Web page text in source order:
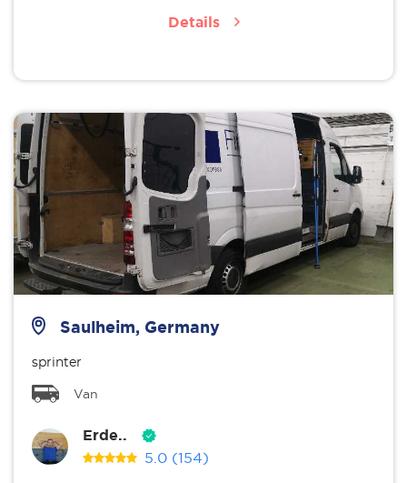
Details
Saulheim, Germany
sprinter
Van
Erde..
5.0 (154)